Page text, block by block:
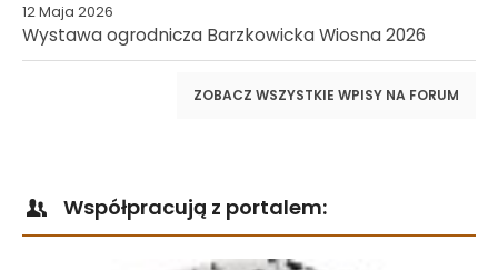
12 Maja 2026
Wystawa ogrodnicza Barzkowicka Wiosna 2026
ZOBACZ WSZYSTKIE WPISY NA FORUM
Współpracują z portalem: